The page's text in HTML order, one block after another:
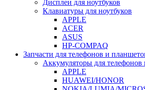
Дисплеи для ноутбуков
Клавиатуры для ноутбуков
APPLE
ACER
ASUS
HP-COMPAQ
Запчасти для телефонов и
Аккумуляторы для телефонов
APPLE
HUAWEI/HONOR